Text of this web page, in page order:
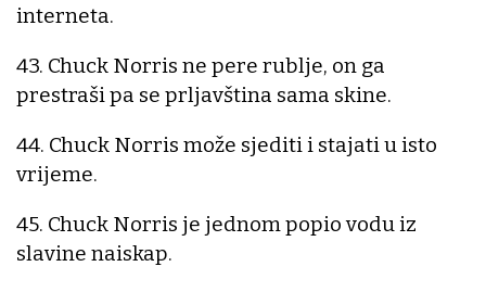
interneta.
43. Chuck Norris ne pere rublje, on ga
prestraši pa se prljavština sama skine.
44. Chuck Norris može sjediti i stajati u isto
vrijeme.
45. Chuck Norris je jednom popio vodu iz
slavine naiskap.